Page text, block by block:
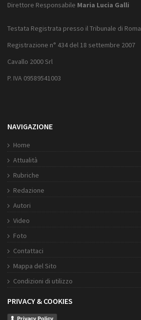
Direttore Responsabile Maria Lucia Galli
Testata Registrata presso il Tribunale di Roma
Registrazione n° 434 del 18 settembre 2007
Cavallo 2000 Srl
P. IVA 09589541003
NAVIGAZIONE
Home
Attualità
Rubriche
Redazione
Autori
Video
Foto
Contattaci
Mappa del Sito
Condizioni di utilizzo
PRIVACY & COOKIES
Privacy Policy